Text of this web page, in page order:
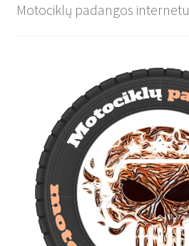
Motociklų padangos internetu